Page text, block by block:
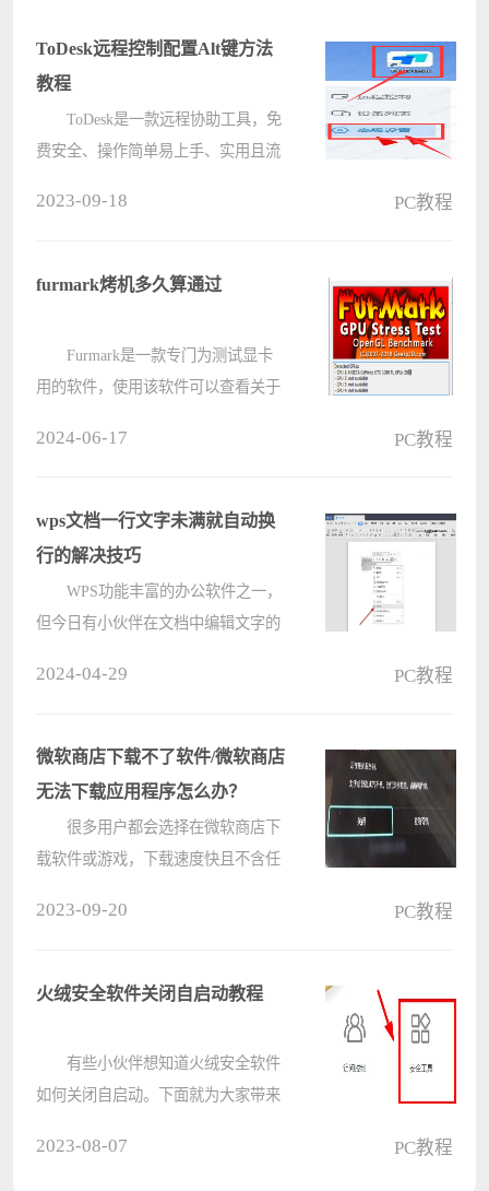
ToDesk远程控制配置Alt键方法
教程
ToDesk是一款远程协助工具，免
费安全、操作简单易上手、实用且流
需要的用户一起来看看吧。
2023-09-18 PC教程
furmark烤机多久算通过
Furmark是一款专门为测试显卡
用的软件，使用该软件可以查看关于
问题，本篇带来了详细的讲解，分享
给大????
2024-06-17 PC教程
​wps文档一行文字未满就自动换
行的解决技巧
WPS功能丰富的办公软件之一，
但今日有小伙伴在文档中编辑文字的
就会自动换到下一行来编辑，怎么恢
复呢????
2024-04-29 PC教程
微软商店下载不了软件/微软商店
无法下载应用程序怎么办？
很多用户都会选择在微软商店下
载软件或游戏，下载速度快且不含任
的情况，下面就来看看小编整理的三
2023-09-20 PC教程
火绒安全软件关闭自启动教程
有些小伙伴想知道火绒安全软件
如何关闭自启动。下面就为大家带来
2023-08-07 PC教程